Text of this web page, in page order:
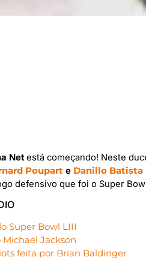
Net está começando! Neste
Poupart e Danillo Batista
defensivo que foi o Super
Super Bowl LIII
Jackson
feita por Brian Baldinger